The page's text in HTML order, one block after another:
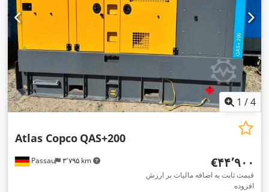
1 /4
Passau ۳٬۷۹۵ km
Atlas Copco QAS+200
‎€۴۴٬۹۰۰
قیمت ثابت به اضافه مالیات بر ارزش
افزوده